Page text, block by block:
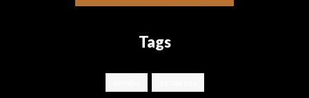
Tags